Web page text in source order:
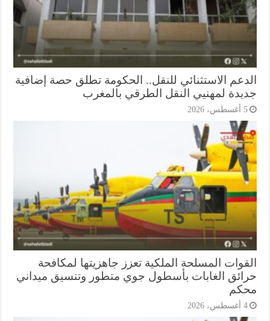
الاستثنائي للنقل.. الحكومة تطلق حصة إضافية
لمهنيي النقل الطرقي بالمغرب
المسلحة الملكية تعزز جاهزيتها لمكافحة
الغابات بأسطول جوي متطور وتنسيق ميداني